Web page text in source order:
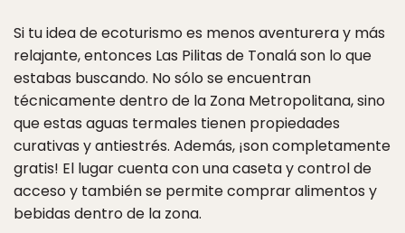
Si tu idea de ecoturismo es menos aventurera y más
relajante, entonces Las Pilitas de Tonalá son lo que
estabas buscando. No sólo se encuentran
técnicamente dentro de la Zona Metropolitana, sino
que estas aguas termales tienen propiedades
curativas y antiestrés. Además, ¡son completamente
gratis! El lugar cuenta con una caseta y control de
acceso y también se permite comprar alimentos y
bebidas dentro de la zona.